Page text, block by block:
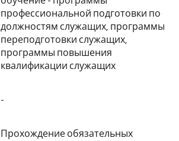
профессиональной подготовки по
должностям служащих, программы
переподготовки служащих,
программы повышения
квалификации служащих
-
Прохождение обязательных